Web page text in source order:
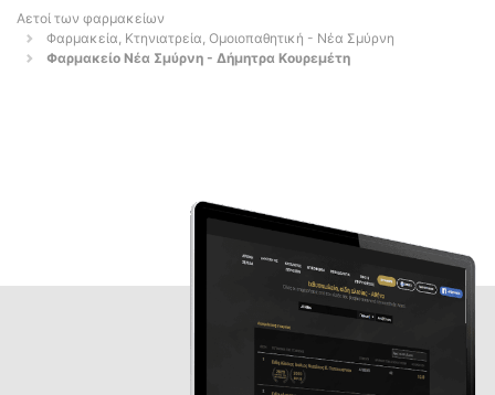
Αετοί των φαρμακείων
Φαρμακεία, Κτηνιατρεία, Ομοιοπαθητική - Νέα Σμύρνη
Φαρμακείο Νέα Σμύρνη - Δήμητρα Κουρεμέτη